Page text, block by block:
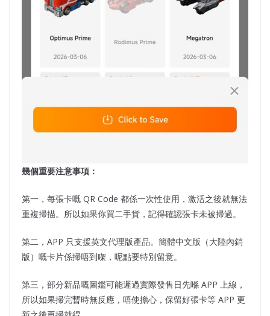
幾個重要注意事項：
第一，每張卡嘅 QR Code 都係一次性使用，激活之後就無法
重複掃描。所以如果你買二手貨，記得確認張卡未被掃過。
第二，APP 只支援英文代理版產品。簡體中文版（大陸內銷
版）嘅卡片係掃唔到㗎，呢點要特別留意。
第三，部分新品嘅圖鑑可能遲過實際發售日先喺 APP 上線，
所以如果掃完暫時無反應，唔使擔心，保留好張卡等 APP 更